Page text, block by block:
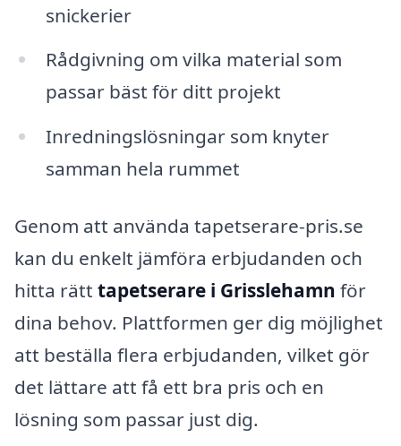
snickerier
Rådgivning om vilka material som
passar bäst för ditt projekt
Inredningslösningar som knyter
samman hela rummet
Genom att använda tapetserare-pris.se
kan du enkelt jämföra erbjudanden och
hitta rätt tapetserare i Grisslehamn för
dina behov. Plattformen ger dig möjlighet
att beställa flera erbjudanden, vilket gör
det lättare att få ett bra pris och en
lösning som passar just dig.